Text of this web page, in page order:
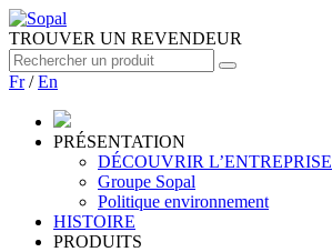
TROUVER UN REVENDEUR
Fr/En
PRÉSENTATION
DÉCOUVRIR L’ENTREPRISE
Groupe Sopal
Politique environnement
HISTOIRE
PRODUITS